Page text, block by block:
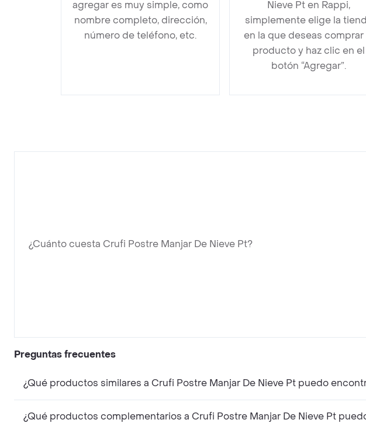
agregar es muy simple, como
nombre completo, dirección,
número de teléfono, etc.
Nieve Pt en Rappi,
simplemente elige la
en la que deseas comprar
producto y haz clic en el
botón “Agregar”.
¿Cuánto cuesta Crufi Postre Manjar De Nieve Pt?
Preguntas frecuentes
¿Qué productos similares a Crufi Postre Manjar De Nieve Pt puedo
¿Qué productos complementarios a Crufi Postre Manjar De Nieve Pt